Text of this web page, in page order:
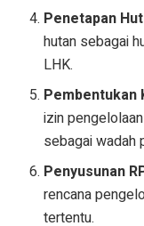
Penetapan
hutan sebagai
LHK.
Pembentukan
izin
sebagai wadah
Penyusunan
rencana
tertentu.